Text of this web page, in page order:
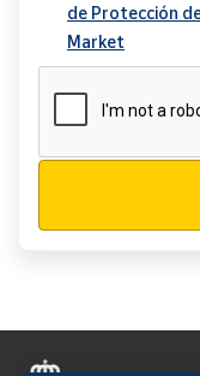
de Protección
Market